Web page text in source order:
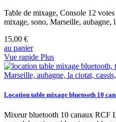
Table de mixage, Console 12
mixage, sono, Marseille, aubagne,
15,00 €
au panier
Vue rapide Plus
Location table mixage bluetooth 10
Mixeur bluetooth 10 canaux RCF